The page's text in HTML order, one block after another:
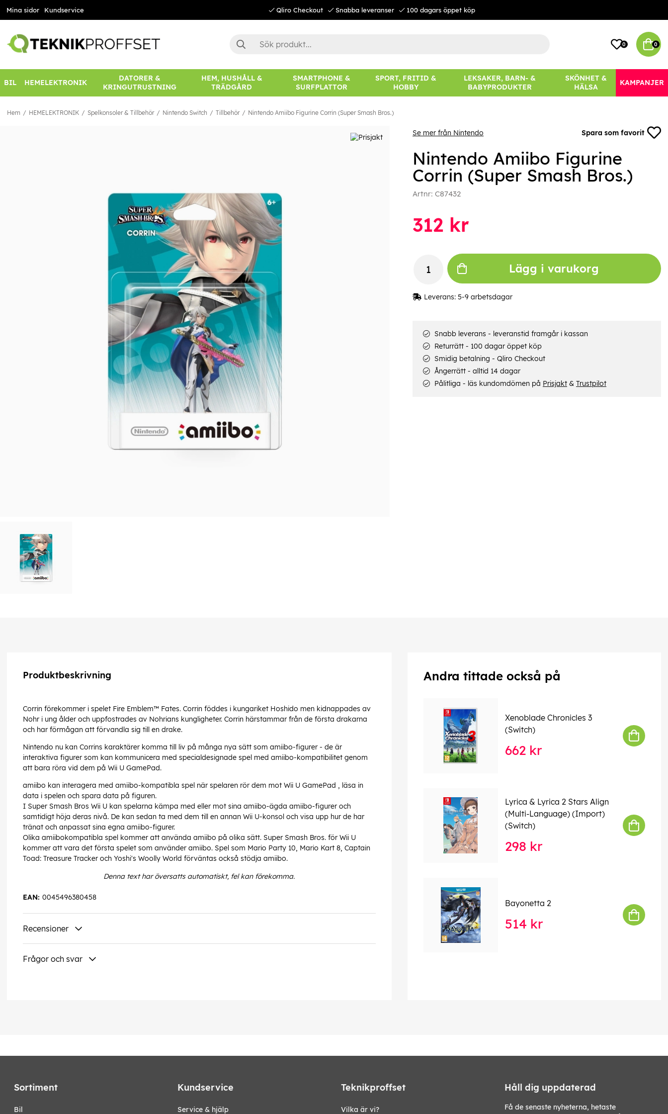
Mina sidor Kundservice Qliro Checkout Snabba leveranser 100 dagars öppet köp
0 0
BIL HEMELEKTRONIK
DATORER &
KRINGUTRUSTNING
HEM, HUSHÅLL &
TRÄDGÅRD
SMARTPHONE &
SURFPLATTOR
SPORT, FRITID &
HOBBY
LEKSAKER, BARN- &
BABYPRODUKTER
SKÖNHET &
HÄLSA
KAMPANJER
Hem HEMELEKTRONIK Spelkonsoler & Tillbehör Nintendo Switch Tillbehör Nintendo Amiibo Figurine Corrin (Super Smash Bros.)
Se mer från Nintendo Spara som favorit
Nintendo Amiibo Figurine
Corrin (Super Smash Bros.)
Artnr: C87432
312kr
Lägg i varukorg
Leverans: 5-9 arbetsdagar
Snabb leverans - leveranstid framgår i kassan
Returrätt - 100 dagar öppet köp
Smidig betalning - Qliro Checkout
Ångerrätt - alltid 14 dagar
Pålitliga - läs kundomdömen på Prisjakt& Trustpilot
Produktbeskrivning
Corrin förekommer i spelet Fire Emblem™ Fates. Corrin föddes i kungariket Hoshido men kidnappades av
Nohr i ung ålder och uppfostrades av Nohrians kungligheter. Corrin härstammar från de första drakarna
och har förmågan att förvandla sig till en drake.
Nintendo nu kan Corrins karaktärer komma till liv på många nya sätt som amiibo-figurer - de är
interaktiva figurer som kan kommunicera med specialdesignade spel med amiibo-kompatibilitet genom
att bara röra vid dem på Wii U GamePad.
amiibo kan interagera med amiibo-kompatibla spel när spelaren rör dem mot Wii U GamePad , läsa in
data i spelen och spara data på figuren.
I Super Smash Bros Wii U kan spelarna kämpa med eller mot sina amiibo-ägda amiibo-figurer och
samtidigt höja deras nivå. De kan sedan ta med dem till en annan Wii U-konsol och visa upp hur de har
tränat och anpassat sina egna amiibo-figurer.
Olika amiibokompatibla spel kommer att använda amiibo på olika sätt. Super Smash Bros. för Wii U
kommer att vara det första spelet som använder amiibo. Spel som Mario Party 10, Mario Kart 8, Captain
Toad: Treasure Tracker och Yoshi's Woolly World förväntas också stödja amiibo.
Denna text har översatts automatiskt, fel kan förekomma.
0045496380458
EAN:
Recensioner
Frågor och svar
Andra tittade också på
Xenoblade Chronicles 3
(Switch)
662 kr
Lyrica & Lyrica 2 Stars Align
(Multi-Language) (Import)
(Switch)
298 kr
Bayonetta 2
514 kr
Sortiment
bil
Kundservice
Service & hjälp
Teknikproffset
Vilka är vi?
Håll dig uppdaterad
Få de senaste nyheterna, hetaste